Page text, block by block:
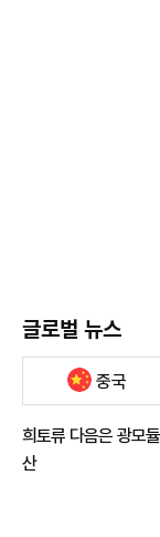
글로벌 뉴스
중국
희토류 다음은 광모
산